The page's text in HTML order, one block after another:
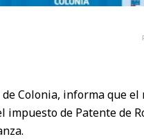
Colonia, informa que
impuesto de Patente de